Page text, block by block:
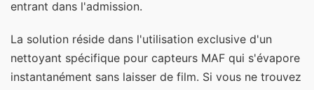
entrant dans l'admission.
La solution réside dans l'utilisation exclusive d'un
nettoyant spécifique pour capteurs MAF qui s'évapore
instantanément sans laisser de film. Si vous ne trouvez